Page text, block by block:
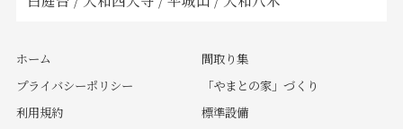
ホーム
プライバシーポリシー
利用規約
間取り集
「やまとの家」づくり
標準設備